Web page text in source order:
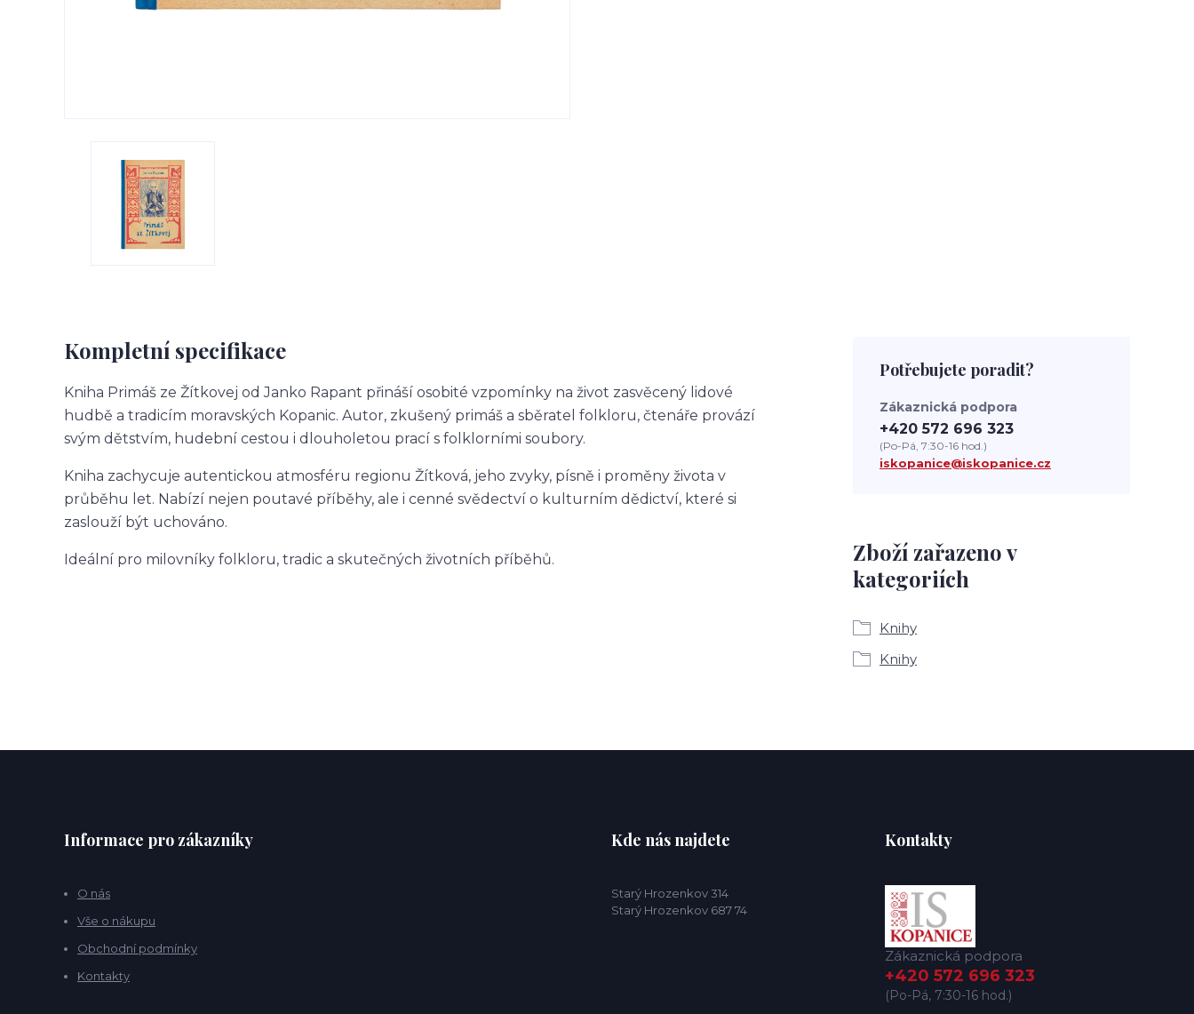
Kompletní specifikace
Kniha Primáš ze Žítkovej odJanko Rapant přináší osobité vzpomínky na život zasvěcený lidové
hudbě a tradicím moravských Kopanic. Autor, zkušený primáš a sběratel folkloru, čtenáře provází
svým dětstvím, hudební cestou i dlouholetou prací s folklorními soubory.
Kniha zachycuje autentickou atmosféru regionu Žítková, jeho zvyky, písně i proměny života v
průběhu let. Nabízí nejen poutavé příběhy, ale i cenné svědectví o kulturním dědictví, které si
zaslouží být uchováno.
Ideální pro milovníky folkloru, tradic a skutečných životních příběhů.
Zboží zařazeno v
kategoriích
Knihy
Knihy
Potřebujete poradit?
Zákaznická podpora
+420 572 696 323
(Po-Pá, 7:30-16 hod.)
iskopanice@iskopanice.cz
Informace pro zákazníky
O nás
Vše o nákupu
Obchodní podmínky
Kontakty
Kde nás najdete
Starý Hrozenkov 314
Starý Hrozenkov 687 74
Kontakty
Zákaznická podpora
+420 572 696 323
(Po-Pá, 7:30-16 hod.)